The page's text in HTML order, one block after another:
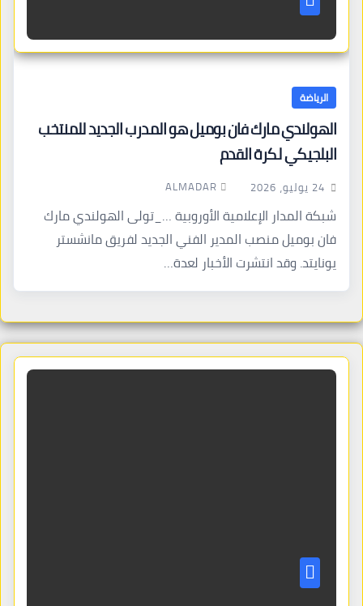
الرياضة
الهولندي مارك فان بوميل هو المدرب الجديد للمنتخب
البلجيكي لكرة القدم
24 يوليو، 2026 ALMADAR
شبكة المدار الإعلامية الأوروبية …_تولى الهولندي مارك
فان بوميل منصب المدير الفني الجديد لفريق مانشستر
يونايتد. وقد انتشرت الأخبار لعدة…